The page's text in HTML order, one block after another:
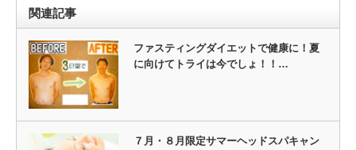
関連記事
ファスティングダイエットで健康に！夏
に向けてトライは今でしょ！！…
７月・８月限定サマーヘッドスパキャン